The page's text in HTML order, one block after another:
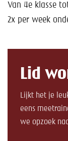
Help mee!
Van 4e klasse
2x per week
Lid
Lijkt het je
eens
we opzoek